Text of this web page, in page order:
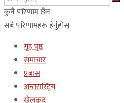
कुनै परिणाम छैन
सबै परिणामहरू हेर्नुहोस्
गृह पृष्ठ
समाचार
प्रबास
अन्तरास्ट्रिय
खेलकुद